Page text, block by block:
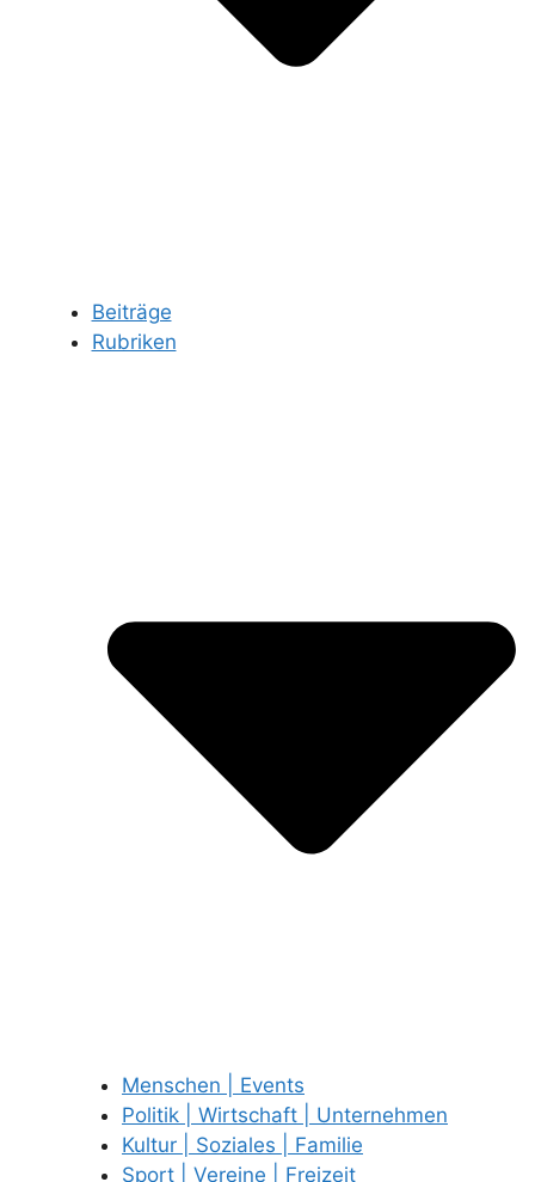
Beiträge
Rubriken
Menschen | Events
Politik | Wirtschaft | Unternehmen
Kultur | Soziales | Familie
Sport | Vereine | Freizeit